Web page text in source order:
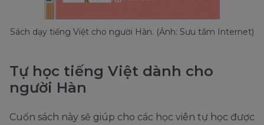
Sách dạy tiếng Việt cho người Hàn. (Ảnh: Sưu tầm Internet)
Tự học tiếng Việt dành cho
người Hàn
Cuốn sách này sẽ giúp cho các học viên tự học được